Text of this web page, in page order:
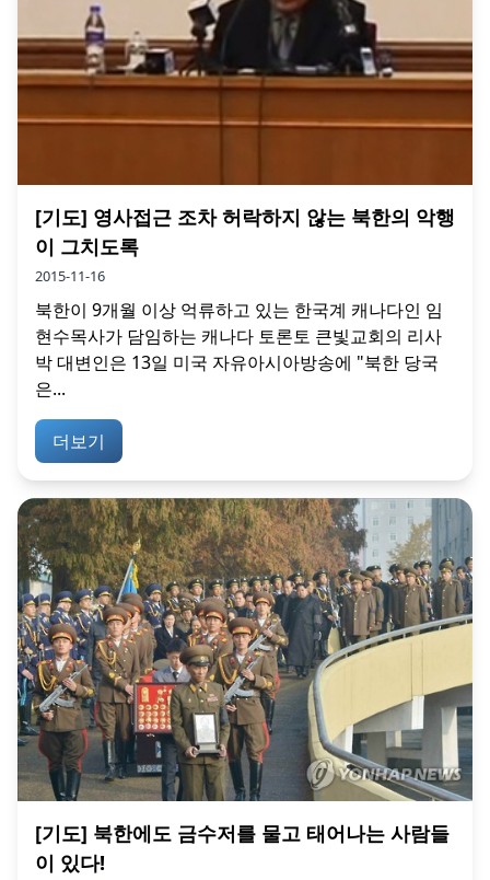
[기도] 영사접근 조차 허락하지 않는 북한의 악행
이 그치도록
2015-11-16
북한이 9개월 이상 억류하고 있는 한국계 캐나다인 임
현수목사가 담임하는 캐나다 토론토 큰빛교회의 리사
박 대변인은 13일 미국 자유아시아방송에 "북한 당국
은...
더보기
[기도] 북한에도 금수저를 물고 태어나는 사람들
이 있다!